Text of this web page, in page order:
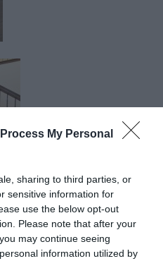
My Personal
sharing to third parties, or
sensitive information for
use the below opt-out
Please note that after your
may continue seeing
information utilized by